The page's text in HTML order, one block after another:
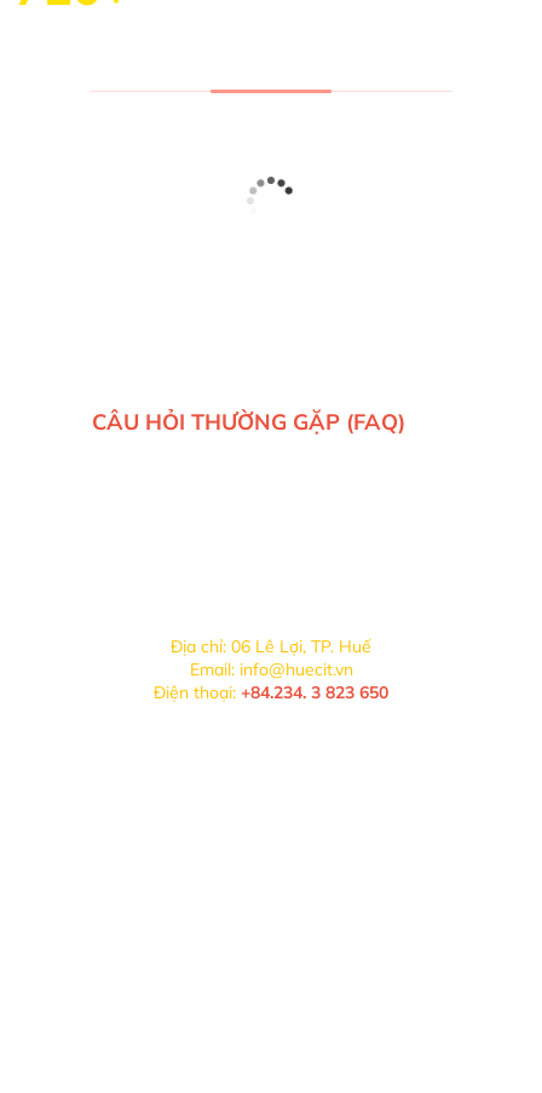
CÂU HỎI THƯỜNG GẶP (FAQ)
Địa chỉ: 06 Lê Lợi, TP. Huế
Email: info@huecit.vn
Điện thoại: +84.234. 3 823 650